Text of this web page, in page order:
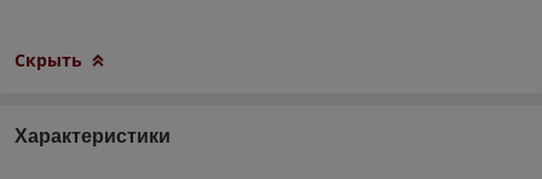
Скрыть
Характеристики